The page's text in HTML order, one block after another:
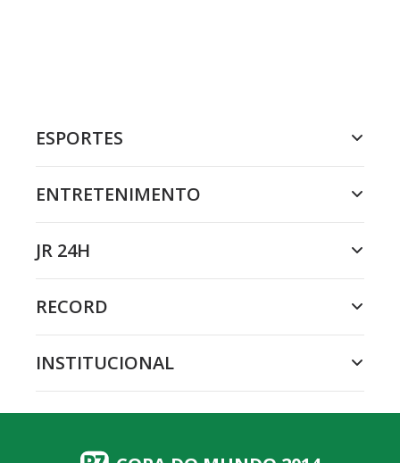
ESPORTES
ENTRETENIMENTO
JR 24H
RECORD
INSTITUCIONAL